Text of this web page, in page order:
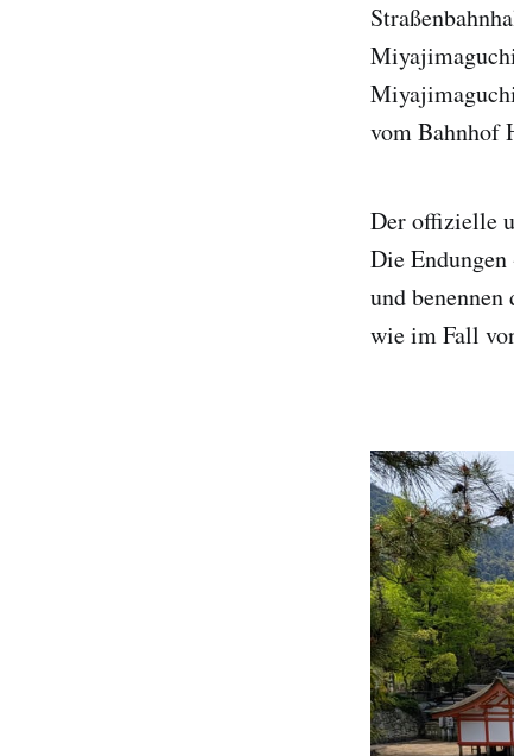
vom Bahnhof
Der offizielle
Die
und
wie im Fall